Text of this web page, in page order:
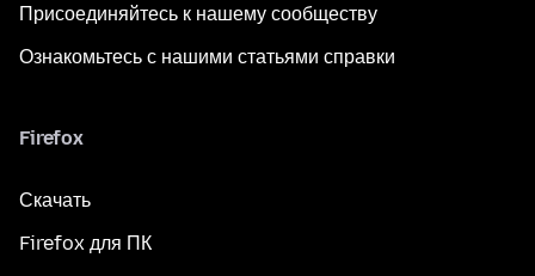
Присоединяйтесь к нашему сообществу
Ознакомьтесь с нашими статьями справки
Firefox
Скачать
Firefox для ПК